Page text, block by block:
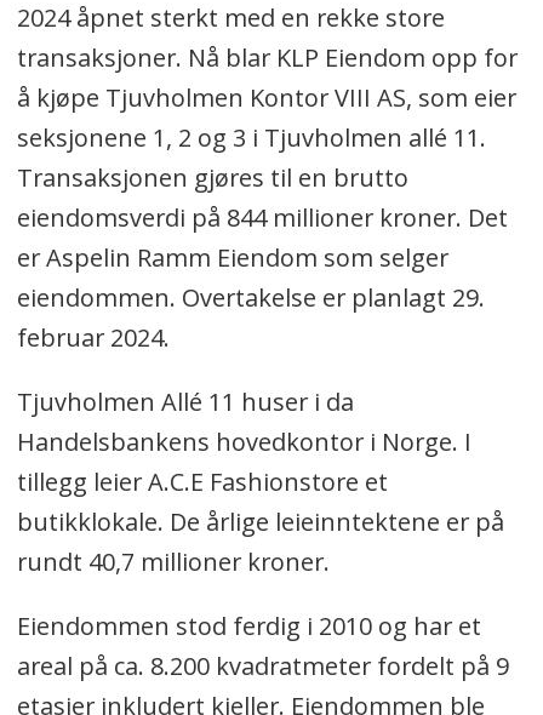
2024 åpnet sterkt med en rekke store
transaksjoner. Nå blar KLP Eiendom opp for
å kjøpe Tjuvholmen Kontor VIII AS, som eier
seksjonene 1, 2 og 3 i Tjuvholmen allé 11.
Transaksjonen gjøres til en brutto
eiendomsverdi på 844 millioner kroner. Det
er Aspelin Ramm Eiendom som selger
eiendommen. Overtakelse er planlagt 29.
februar 2024.
Tjuvholmen Allé 11 huser i da
Handelsbankens hovedkontor i Norge. I
tillegg leier A.C.E Fashionstore et
butikklokale. De årlige leieinntektene er på
rundt 40,7 millioner kroner.
Eiendommen stod ferdig i 2010 og har et
areal på ca. 8.200 kvadratmeter fordelt på 9
etasjer inkludert kjeller. Eiendommen ble